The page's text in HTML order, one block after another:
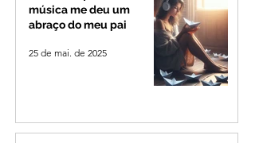
música me deu um
abraço do meu pai
25 de mai. de 2025